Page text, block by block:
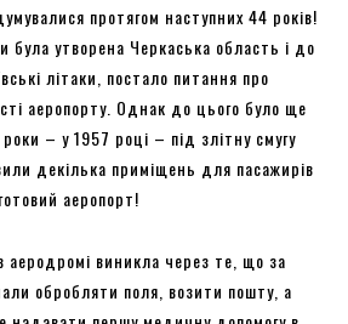
протягом наступних 44 років!
була утворена Черкаська область і до
літаки, постало питання про
аеропорту. Однак до цього було ще
– у 1957 році – під злітну смугу
декілька приміщень для пасажирів
аеропорт!
аеродромі виникла через те, що за
обробляти поля, возити пошту, а